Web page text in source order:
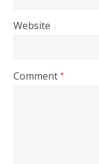
Website
Comment*